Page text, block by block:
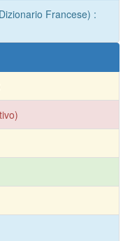
Francese) :